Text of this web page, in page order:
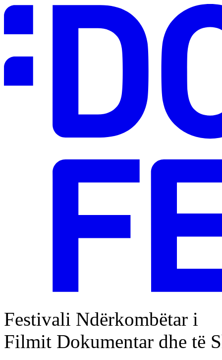
Festivali Ndërkombëtar i
Filmit Dokumentar dhe të